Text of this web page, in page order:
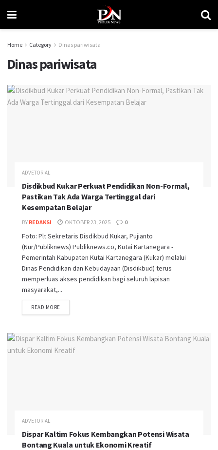
Home Category Dinas pariwisata
Dinas pariwisata
ADVETORIAL
Disdikbud Kukar Perkuat Pendidikan Non-Formal,
Pastikan Tak Ada Warga Tertinggal dari
Kesempatan Belajar
BY REDAKSI OKTOBER 23, 2025 0
Foto: Plt Sekretaris Disdikbud Kukar, Pujianto
(Nur/Publiknews) Publiknews.co, Kutai Kartanegara -
Pemerintah Kabupaten Kutai Kartanegara (Kukar) melalui
Dinas Pendidikan dan Kebudayaan (Disdikbud) terus
memperluas akses pendidikan bagi seluruh lapisan
masyarakat,...
READ MORE
ADVETORIAL
Dispar Kaltim Fokus Kembangkan Potensi Wisata
Bontang Kuala untuk Ekonomi Kreatif